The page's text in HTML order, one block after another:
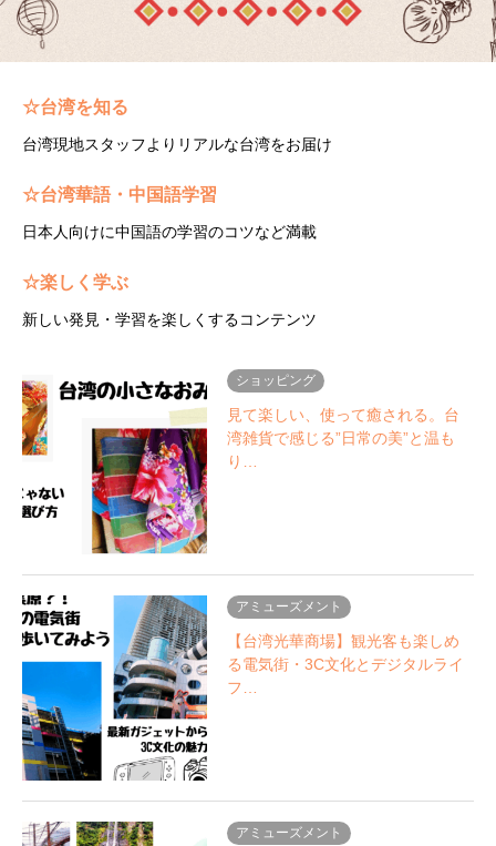
☆台湾を知る
台湾現地スタッフよりリアルな台湾をお届け
☆台湾華語・中国語学習
日本人向けに中国語の学習のコツなど満載
☆楽しく学ぶ
新しい発見・学習を楽しくするコンテンツ
ショッピング
見て楽しい、使って癒される。台
湾雑貨で感じる”日常の美”と温も
り…
アミューズメント
【台湾光華商場】観光客も楽しめ
る電気街・3C文化とデジタルライ
フ…
アミューズメント